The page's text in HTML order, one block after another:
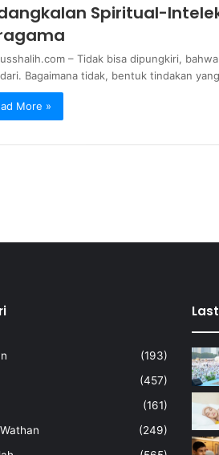
Spiritual-
– Tidak bisa dipungkiri,
Bagaimana tidak, bentuk tindakan
More »
(193)
(457)
(161)
(249)